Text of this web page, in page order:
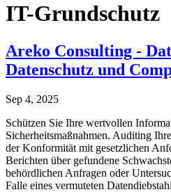
IT-Grundschutz
Areko Consulting -
Datenschutz und
Sep 4, 2025
Schützen Sie Ihre wertvollen
Sicherheitsmaßnahmen. Auditing
der Konformität mit gesetzlichen
Berichten über gefundene
behördlichen Anfragen oder
Falle eines vermuteten